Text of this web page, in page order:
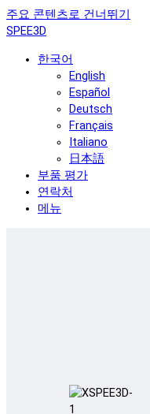
주요 콘텐츠로 건너뛰기
SPEE3D
한국어
English
Español
Deutsch
Français
Italiano
日本語
부품 평가
연락처
메뉴